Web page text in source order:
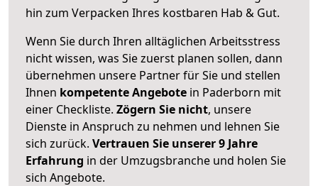
hin zum Verpacken Ihres kostbaren Hab & Gut.
Wenn Sie durch Ihren alltäglichen Arbeitsstress
nicht wissen, was Sie zuerst planen sollen, dann
übernehmen unsere Partner für Sie und stellen
Ihnen kompetente Angebote in Paderborn mit
einer Checkliste. Zögern Sie nicht, unsere
Dienste in Anspruch zu nehmen und lehnen Sie
sich zurück. Vertrauen Sie unserer 9 Jahre
Erfahrung in der Umzugsbranche und holen Sie
sich Angebote.